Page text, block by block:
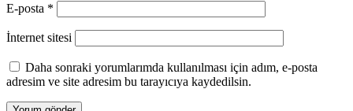
E-posta *
İnternet sitesi
Daha sonraki yorumlarımda kullanılması için adım, e-posta
adresim ve site adresim bu tarayıcıya kaydedilsin.